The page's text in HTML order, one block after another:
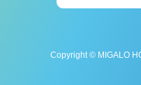
Copyright © MIGALO